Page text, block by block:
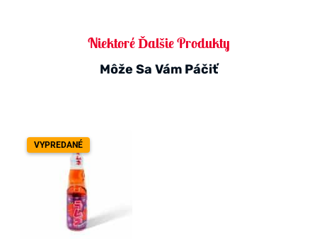
Niektoré Ďalšie Produkty
Môže Sa Vám Páčiť
VYPREDANÉ